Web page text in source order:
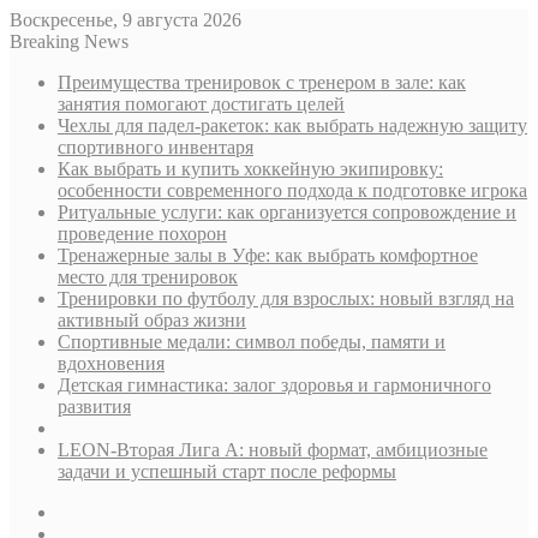
Воскресенье, 9 августа 2026
Breaking News
Преимущества тренировок с тренером в зале: как
занятия помогают достигать целей
Чехлы для падел-ракеток: как выбрать надежную защиту
спортивного инвентаря
Как выбрать и купить хоккейную экипировку:
особенности современного подхода к подготовке игрока
Ритуальные услуги: как организуется сопровождение и
проведение похорон
Тренажерные залы в Уфе: как выбрать комфортное
место для тренировок
Тренировки по футболу для взрослых: новый взгляд на
активный образ жизни
Спортивные медали: символ победы, памяти и
вдохновения
Детская гимнастика: залог здоровья и гармоничного
развития
LEON-Вторая Лига А: новый формат, амбициозные
задачи и успешный старт после реформы